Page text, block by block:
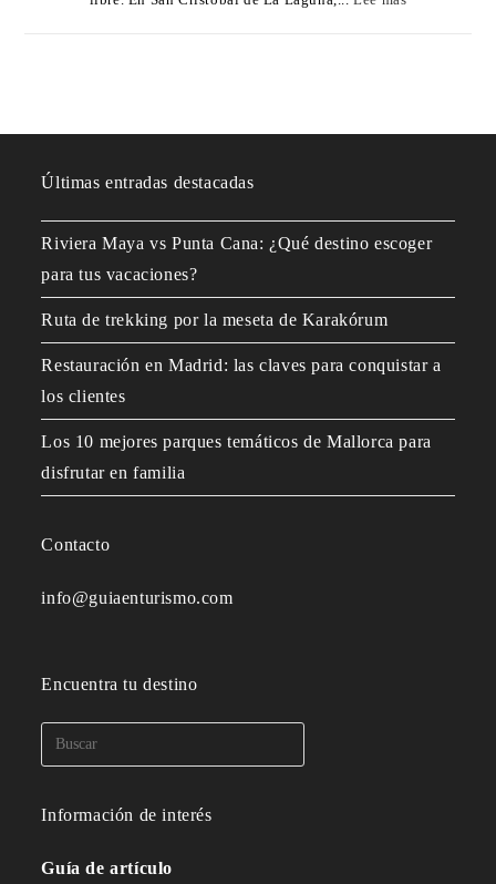
Últimas entradas destacadas
Riviera Maya vs Punta Cana: ¿Qué destino escoger
para tus vacaciones?
Ruta de trekking por la meseta de Karakórum
Restauración en Madrid: las claves para conquistar a
los clientes
Los 10 mejores parques temáticos de Mallorca para
disfrutar en familia
Contacto
info@guiaenturismo.com
Encuentra tu destino
Información de interés
Guía de artículo